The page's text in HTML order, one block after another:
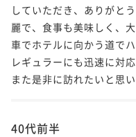
していただき、ありがと
麗で、食事も美味しく、
車でホテルに向かう道で
レギュラーにも迅速に対
また是非に訪れたいと思い
40代前半